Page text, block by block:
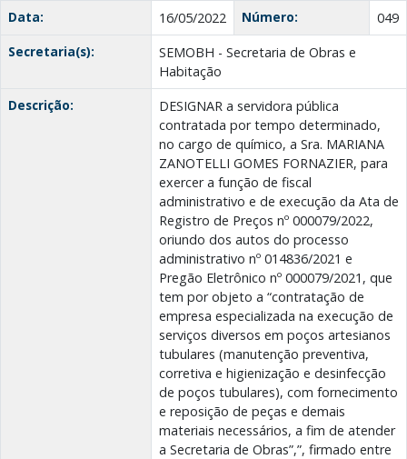
Data: 16/05/2022 Número:
049
Secretaria(s):
SEMOBH - Secretaria de Obras e
Habitação
Descrição:
DESIGNAR a servidora pública
contratada por tempo determinado,
no cargo de químico, a Sra. MARIANA
ZANOTELLI GOMES FORNAZIER, para
exercer a função de fiscal
administrativo e de execução da Ata de
Registro de Preços nº 000079/2022,
oriundo dos autos do processo
administrativo nº 014836/2021 e
Pregão Eletrônico nº 000079/2021, que
tem por objeto a “contratação de
empresa especializada na execução de
serviços diversos em poços artesianos
tubulares (manutenção preventiva,
corretiva e higienização e desinfecção
de poços tubulares), com fornecimento
e reposição de peças e demais
materiais necessários, a fim de atender
a Secretaria de Obras”,”, firmado entre